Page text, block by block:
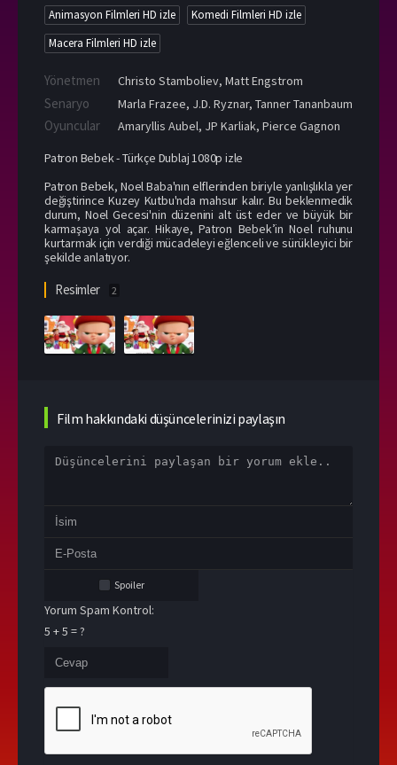
Animasyon Filmleri HD izle
Komedi Filmleri HD izle
Macera Filmleri HD izle
Yönetmen Christo Stamboliev, Matt Engstrom
Senaryo Marla Frazee, J.D. Ryznar, Tanner Tananbaum
Oyuncular Amaryllis Aubel, JP Karliak, Pierce Gagnon
Patron Bebek - Türkçe Dublaj 1080p izle
Patron Bebek, Noel Baba'nın elflerinden biriyle yanlışlıkla yer
değiştirince Kuzey Kutbu'nda mahsur kalır. Bu beklenmedik
durum, Noel Gecesi'nin düzenini alt üst eder ve büyük bir
karmaşaya yol açar. Hikaye, Patron Bebek’in Noel ruhunu
kurtarmak için verdiği mücadeleyi eğlenceli ve sürükleyici bir
şekilde anlatıyor.
Resimler 2
Film hakkındaki düşüncelerinizi paylaşın
Spoiler
Yorum Spam Kontrol:
5 + 5 = ?